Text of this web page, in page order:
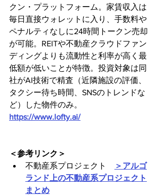
クン・プラットフォーム。家賃収入は
毎日直接ウォレットに入り、手数料や
ペナルティなしに24時間トークン売却
が可能。REITや不動産クラウドファン
ディングよりも流動性と利率が高く最
低額が低いことが特徴。投資対象は同
社がAI技術で精査（近隣施設の評価、
タクシー待ち時間、SNSのトレンドな
ど）した物件のみ。
https://www.lofty.ai/
＜参考リンク＞
不動産系プロジェクト
＞アルゴ
ランド上の不動産系プロジェクト
まとめ